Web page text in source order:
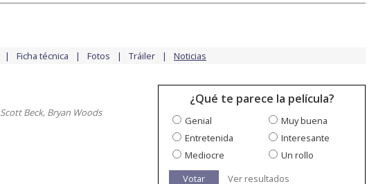
Ficha técnica Fotos Tráiler Noticias
Scott Beck, Bryan Woods
¿Qué te parece la película?
Genial
Muy buena
Entretenida
Interesante
Mediocre
Un rollo
Votar
Ver resultados